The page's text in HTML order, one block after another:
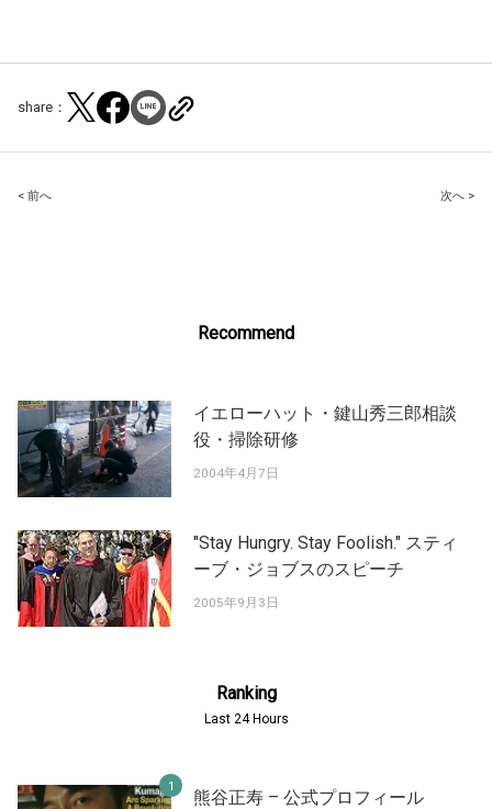
share：
Post
< 前へ 次へ >
Recommend
イエローハット・鍵山秀三郎相談
役・掃除研修
2004年4月7日
"Stay Hungry. Stay Foolish." スティ
ーブ・ジョブスのスピーチ
2005年9月3日
Ranking
Last 24 Hours
熊谷正寿 – 公式プロフィール